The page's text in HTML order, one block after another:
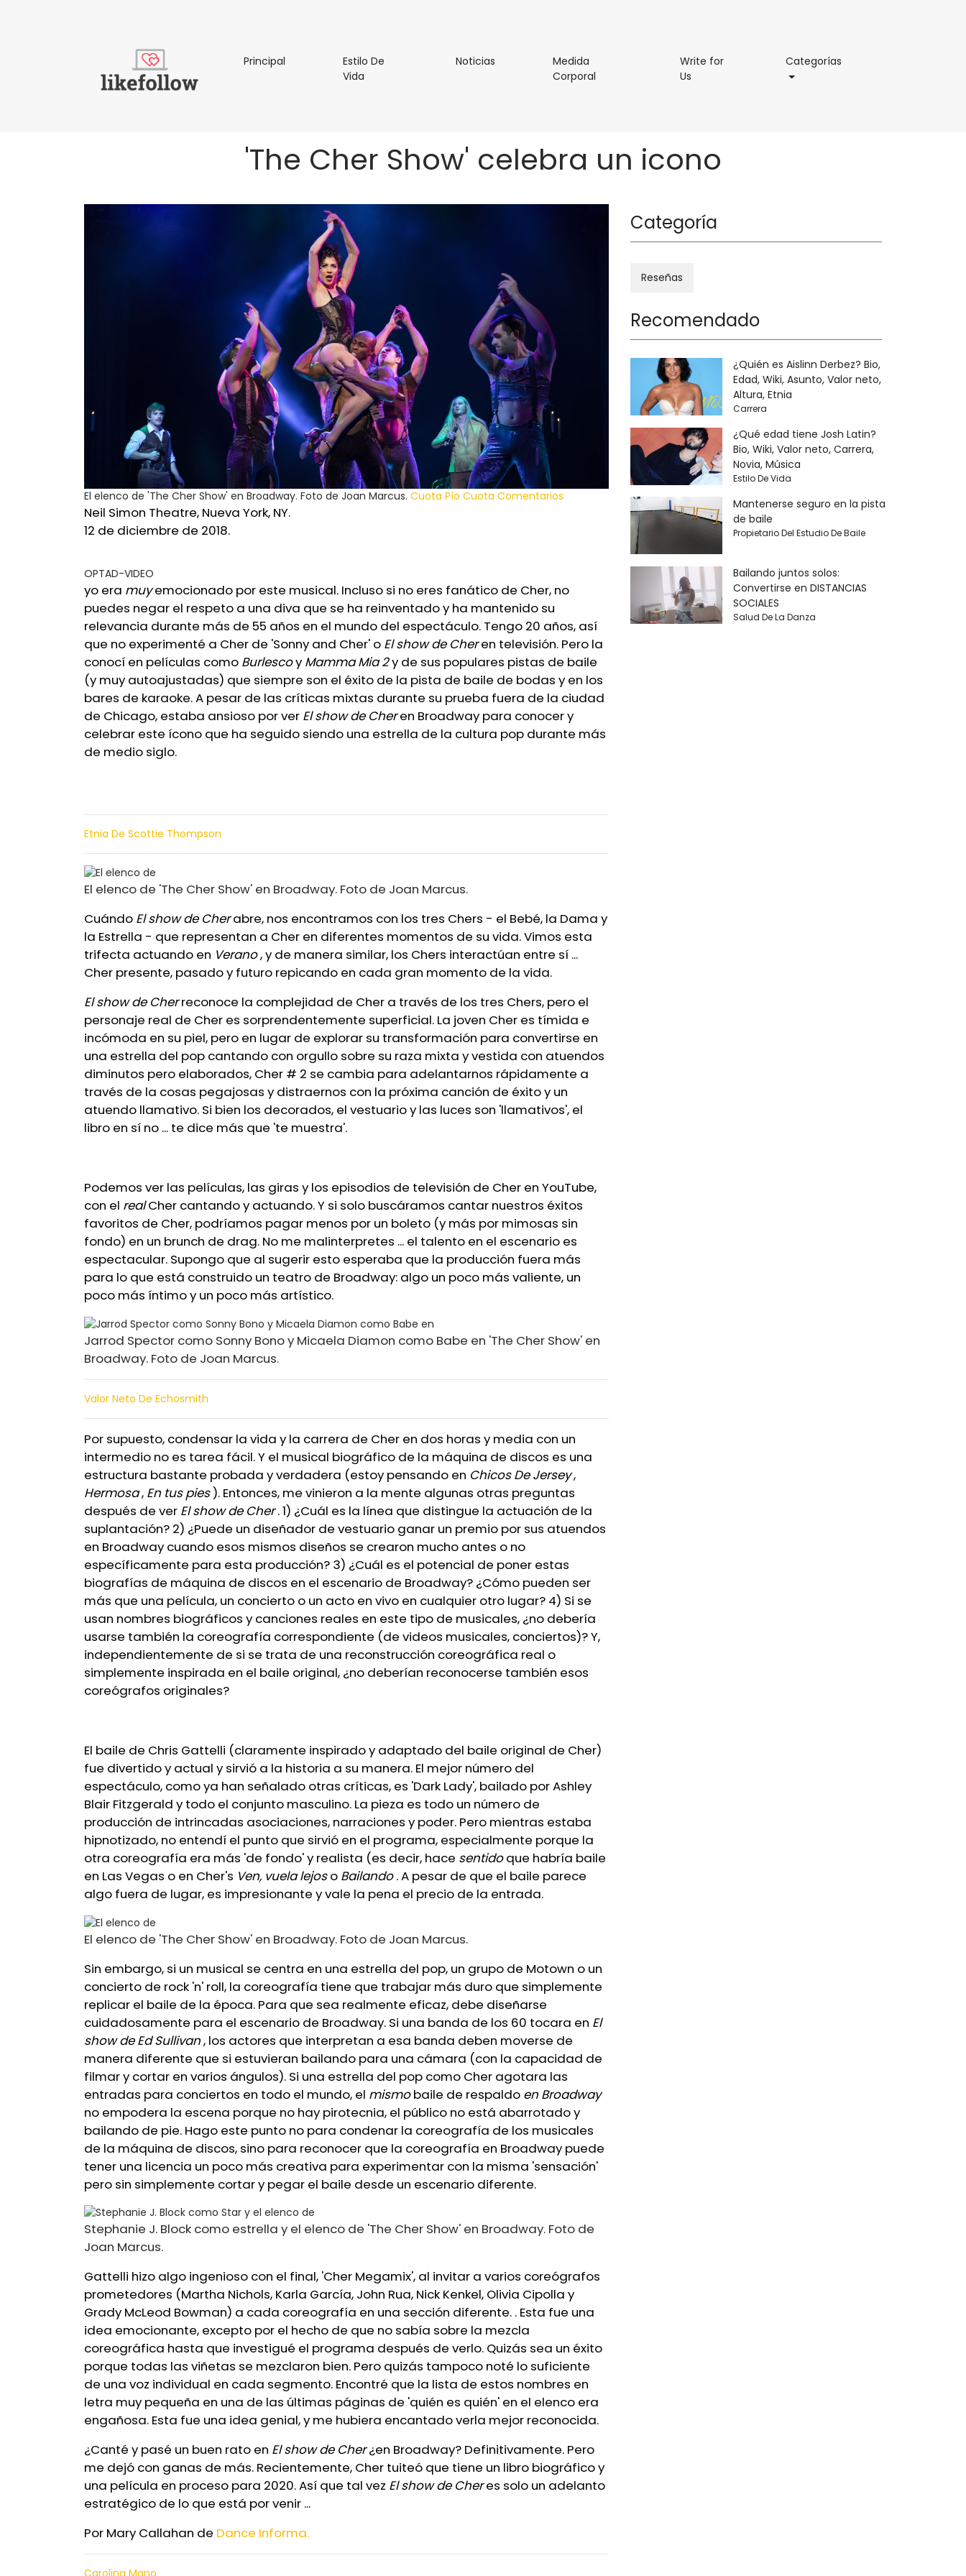
Principal
Estilo De
Vida
NoticiasNoticias
Medida
CorporalMedida
Write for
Us
Categorías
'The Cher Show' celebra un icono
El elenco de 'The Cher Show' en Broadway. Foto de Joan Marcus. Cuota Pío Cuota Comentarios
Neil Simon Theatre, Nueva York, NY.
12 de diciembre de 2018.
OPTAD-VIDEO
yo era muyemocionado por este musical. Incluso si no eres fanático de Cher, no
puedes negar el respeto a una diva que se ha reinventado y ha mantenido su
relevancia durante más de 55 años en el mundo del espectáculo. Tengo 20 años, así
que no experimenté a Cher de 'Sonny and Cher' o El show de Cheren televisión. Pero la
conocí en películas como Burlescoy Mamma Mia 2y de sus populares pistas de baile
(y muy autoajustadas) que siempre son el éxito de la pista de baile de bodas y en los
bares de karaoke. A pesar de las críticas mixtas durante su prueba fuera de la ciudad
de Chicago, estaba ansioso por ver El show de Cheren Broadway para conocer y
celebrar este ícono que ha seguido siendo una estrella de la cultura pop durante más
de medio siglo.
Etnia De Scottie Thompson
El elenco de 'The Cher Show' en Broadway. Foto de Joan Marcus.
Cuándo El show de Cherabre, nos encontramos con los tres Chers - el Bebé, la Dama y
la Estrella - que representan a Cher en diferentes momentos de su vida. Vimos esta
trifecta actuando en Verano, y de manera similar, los Chers interactúan entre sí ...
Cher presente, pasado y futuro repicando en cada gran momento de la vida.
El show de Cherreconoce la complejidad de Cher a través de los tres Chers, pero el
personaje real de Cher es sorprendentemente superficial. La joven Cher es tímida e
incómoda en su piel, pero en lugar de explorar su transformación para convertirse en
una estrella del pop cantando con orgullo sobre su raza mixta y vestida con atuendos
diminutos pero elaborados, Cher # 2 se cambia para adelantarnos rápidamente a
través de la cosas pegajosas y distraernos con la próxima canción de éxito y un
atuendo llamativo. Si bien los decorados, el vestuario y las luces son 'llamativos', el
libro en sí no ... te dice más que 'te muestra'.
Podemos ver las películas, las giras y los episodios de televisión de Cher en YouTube,
con el realCher cantando y actuando. Y si solo buscáramos cantar nuestros éxitos
favoritos de Cher, podríamos pagar menos por un boleto (y más por mimosas sin
fondo) en un brunch de drag. No me malinterpretes ... el talento en el escenario es
espectacular. Supongo que al sugerir esto esperaba que la producción fuera más
para lo que está construido un teatro de Broadway: algo un poco más valiente, un
poco más íntimo y un poco más artístico.
Jarrod Spector como Sonny Bono y Micaela Diamon como Babe en 'The Cher Show' en
Broadway. Foto de Joan Marcus.
Valor Neto De Echosmith
Por supuesto, condensar la vida y la carrera de Cher en dos horas y media con un
intermedio no es tarea fácil. Y el musical biográfico de la máquina de discos es una
estructura bastante probada y verdadera (estoy pensando en Chicos De Jersey,
Hermosa, En tus pies). Entonces, me vinieron a la mente algunas otras preguntas
después de ver El show de Cher. 1) ¿Cuál es la línea que distingue la actuación de la
suplantación? 2) ¿Puede un diseñador de vestuario ganar un premio por sus atuendos
en Broadway cuando esos mismos diseños se crearon mucho antes o no
específicamente para esta producción? 3) ¿Cuál es el potencial de poner estas
biografías de máquina de discos en el escenario de Broadway? ¿Cómo pueden ser
más que una película, un concierto o un acto en vivo en cualquier otro lugar? 4) Si se
usan nombres biográficos y canciones reales en este tipo de musicales, ¿no debería
usarse también la coreografía correspondiente (de videos musicales, conciertos)? Y,
independientemente de si se trata de una reconstrucción coreográfica real o
simplemente inspirada en el baile original, ¿no deberían reconocerse también esos
coreógrafos originales?
El baile de Chris Gattelli (claramente inspirado y adaptado del baile original de Cher)
fue divertido y actual y sirvió a la historia a su manera. El mejor número del
espectáculo, como ya han señalado otras críticas, es 'Dark Lady', bailado por Ashley
Blair Fitzgerald y todo el conjunto masculino. La pieza es todo un número de
producción de intrincadas asociaciones, narraciones y poder. Pero mientras estaba
hipnotizado, no entendí el punto que sirvió en el programa, especialmente porque la
otra coreografía era más 'de fondo' y realista (es decir, hace sentidoque habría baile
en Las Vegas o en Cher's Ven, vuela lejoso Bailando. A pesar de que el baile parece
algo fuera de lugar, es impresionante y vale la pena el precio de la entrada.
El elenco de 'The Cher Show' en Broadway. Foto de Joan Marcus.
Sin embargo, si un musical se centra en una estrella del pop, un grupo de Motown o un
concierto de rock 'n' roll, la coreografía tiene que trabajar más duro que simplemente
replicar el baile de la época. Para que sea realmente eficaz, debe diseñarse
cuidadosamente para el escenario de Broadway. Si una banda de los 60 tocara en El
show de Ed Sullivan, los actores que interpretan a esa banda deben moverse de
manera diferente que si estuvieran bailando para una cámara (con la capacidad de
filmar y cortar en varios ángulos). Si una estrella del pop como Cher agotara las
entradas para conciertos en todo el mundo, el mismobaile de respaldo en Broadway
no empodera la escena porque no hay pirotecnia, el público no está abarrotado y
bailando de pie. Hago este punto no para condenar la coreografía de los musicales
de la máquina de discos, sino para reconocer que la coreografía en Broadway puede
tener una licencia un poco más creativa para experimentar con la misma 'sensación'
pero sin simplemente cortar y pegar el baile desde un escenario diferente.
Stephanie J. Block como estrella y el elenco de 'The Cher Show' en Broadway. Foto de
Joan Marcus.
Gattelli hizo algo ingenioso con el final, 'Cher Megamix', al invitar a varios coreógrafos
prometedores (Martha Nichols, Karla García, John Rua, Nick Kenkel, Olivia Cipolla y
Grady McLeod Bowman) a cada coreografía en una sección diferente. . Esta fue una
idea emocionante, excepto por el hecho de que no sabía sobre la mezcla
coreográfica hasta que investigué el programa después de verlo. Quizás sea un éxito
porque todas las viñetas se mezclaron bien. Pero quizás tampoco noté lo suficiente
de una voz individual en cada segmento. Encontré que la lista de estos nombres en
letra muy pequeña en una de las últimas páginas de 'quién es quién' en el elenco era
engañosa. Esta fue una idea genial, y me hubiera encantado verla mejor reconocida.
¿Canté y pasé un buen rato en El show de Cher¿en Broadway? Definitivamente. Pero
me dejó con ganas de más. Recientemente, Cher tuiteó que tiene un libro biográfico y
una película en proceso para 2020. Así que tal vez El show de Cheres solo un adelanto
estratégico de lo que está por venir ...
Por Mary Callahan de Dance Informa.
Categoría
Reseñas
Recomendado
¿Quién es Aislinn Derbez? Bio,
Edad, Wiki, Asunto, Valor neto,
Altura, Etnia
Carrera
¿Qué edad tiene Josh Latin?
Bio, Wiki, Valor neto, Carrera,
Novia, Música
Estilo De Vida
Mantenerse seguro en la pista
de baile
Propietario Del Estudio De Baile
Bailando juntos solos:
Convertirse en DISTANCIAS
SOCIALES
Salud De La Danza